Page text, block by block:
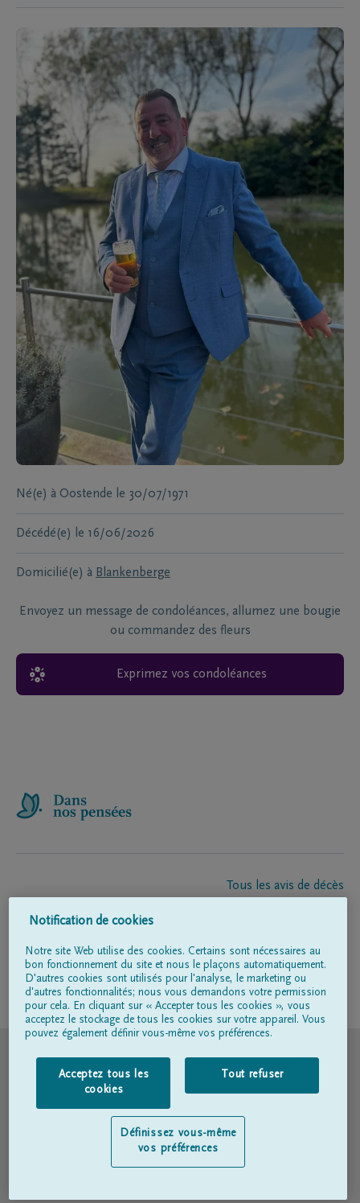
Né(e) à Oostende le 30/07/1971
Décédé(e) le 16/06/2026
Domicilié(e) à Blankenberge
Envoyez un message de condoléances, allumez une bougie
ou commandez des fleurs
Exprimez vos condoléances
Tous les avis de décès
Entrepreneur de pompes funèbres
Suivez-nous sur
Conditions d'utilisation
Déclaration relative à la vie privée
Déclaration d’accessibilité
Notification de cookies
Notre site Web utilise des cookies. Certains sont nécessaires au
bon fonctionnement du site et nous le plaçons automatiquement.
D'autres cookies sont utilisés pour l'analyse, le marketing ou
d'autres fonctionnalités; nous vous demandons votre permission
pour cela. En cliquant sur « Accepter tous les cookies », vous
acceptez le stockage de tous les cookies sur votre appareil. Vous
pouvez également définir vous-même vos préférences.
Acceptez tous les
cookies
Tout refuser
Définissez vous-même
vos préférences